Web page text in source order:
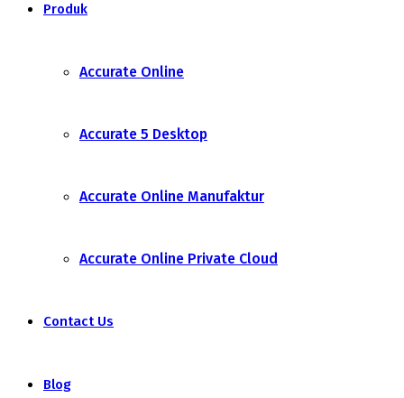
Produk
Accurate Online
Accurate 5 Desktop
Accurate Online Manufaktur
Accurate Online Private Cloud
Contact Us
Blog